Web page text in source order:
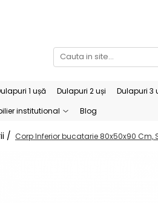
1 ușă Dulapuri 2 uși Dulapuri 3
institutional Blog
/ Corp Inferior bucatarie 80x50x90 Cm,